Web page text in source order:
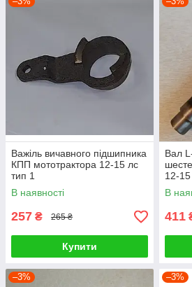
Важіль вичавного підшипника
КПП мототрактора 12-15 лс
тип 1
В наявності
257 ₴ 265 ₴
Купити
Вал
12-
В
411
–3% –3%